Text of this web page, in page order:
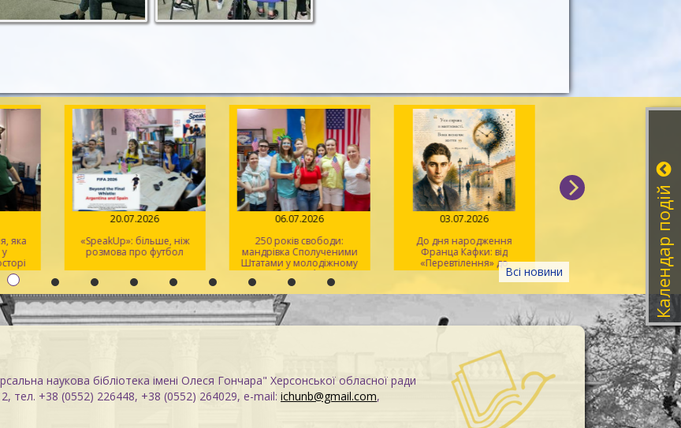
Всі новини
яка
у
20.07.2026
«SpeakUp»: більше, ніж
розмова про футбол
06.07.2026
250 років свободи:
мандрівка Сполученими
Штатами у молодіжному
клубі «Speak Up»
03.07.2026
До дня народження
Франца Кафки: від
«Перевтілення» до
«Процесу»
30.06.2026
Maker Space:
світом та
великому
наукова бібліотека імені Олеся Гончара" Херсонської обласної ради
тел. +38 (0552) 226448, +38 (0552) 264029, e-mail: ichunb@gmail.com,
Календар подій